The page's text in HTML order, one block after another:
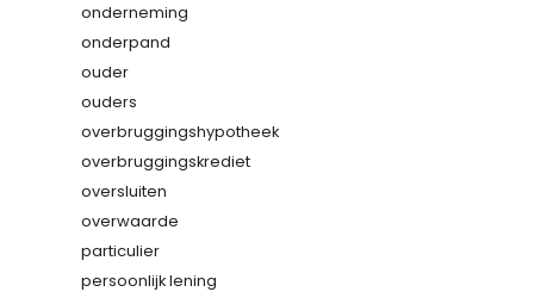
onderneming
onderpand
ouder
ouders
overbruggingshypotheek
overbruggingskrediet
oversluiten
overwaarde
particulier
persoonlijk lening